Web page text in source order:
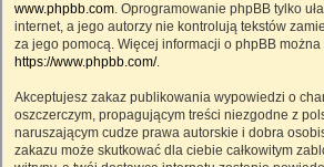
www.phpbb.com. Oprogramowanie phpBB tylko
internet, a jego autorzy nie kontrolują tekstów
za jego pomocą. Więcej informacji o phpBB
https://www.phpbb.com/.
Akceptujesz zakaz publikowania wypowiedzi o
oszczerczym, propagującym treści niezgodne z
naruszającym cudze prawa autorskie i dobra
zakazu może skutkować dla ciebie całkowitym